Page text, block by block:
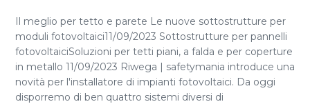
Il meglio per tetto e parete Le nuove sottostrutture per
moduli fotovoltaici11/09/2023 Sottostrutture per pannelli
fotovoltaiciSoluzioni per tetti piani, a falda e per coperture
in metallo 11/09/2023 Riwega | safetymania introduce una
novità per l'installatore di impianti fotovoltaici. Da oggi
disporremo di ben quattro sistemi diversi di